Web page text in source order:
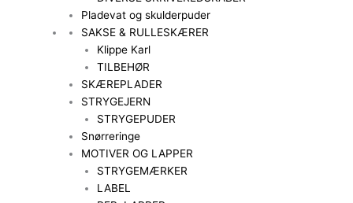
Pladevat og skulderpuder
SAKSE & RULLESKÆRER
Klippe Karl
TILBEHØR
SKÆREPLADER
STRYGEJERN
STRYGEPUDER
Snørreringe
MOTIVER OG LAPPER
STRYGEMÆRKER
LABEL